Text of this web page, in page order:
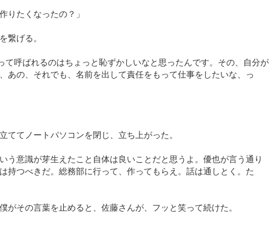
りたくなったの？」
繋げる。
て呼ばれるのはちょっと恥ずかしいなと思ったんです。その、自分が
あの、それでも、名前を出して責任をもって仕事をしたいな、っ
てノートパソコンを閉じ、立ち上がった。
う意識が芽生えたこと自体は良いことだと思うよ。優也が言う通り
持つべきだ。総務部に行って、作ってもらえ。話は通しとく。た
がその言葉を止めると、佐藤さんが、フッと笑って続けた。